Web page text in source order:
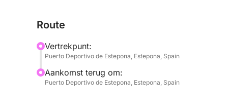
een dag die u op uw eigen tempo kunt beleven.
De Sunseeker Camargue 50 staat synoniem
fijne details houdt, zoals Bluetooth-luidsprekers,
uw wensen voldoet. Plant u iets speciaals?
een privé-dj toe te voegen.
Route
Vertrekpunt:
Puerto Deportivo de Estepona, Estepona, Spain
Aankomst terug om:
Puerto Deportivo de Estepona, Estepona, Spain